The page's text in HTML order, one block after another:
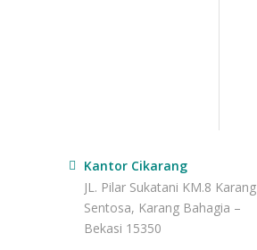
Kantor Cikarang
JL. Pilar Sukatani KM.8 Karang
Sentosa, Karang Bahagia –
Bekasi 15350